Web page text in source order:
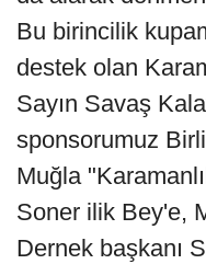
Bu birincilik
destek olan
Sayın Savaş
sponsorumuz
Muğla
Soner ilik Bey'e,
Dernek başkanı